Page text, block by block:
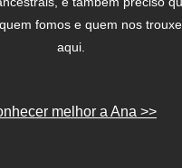
fomos e quem nos
aqui.
melhor a Ana >>